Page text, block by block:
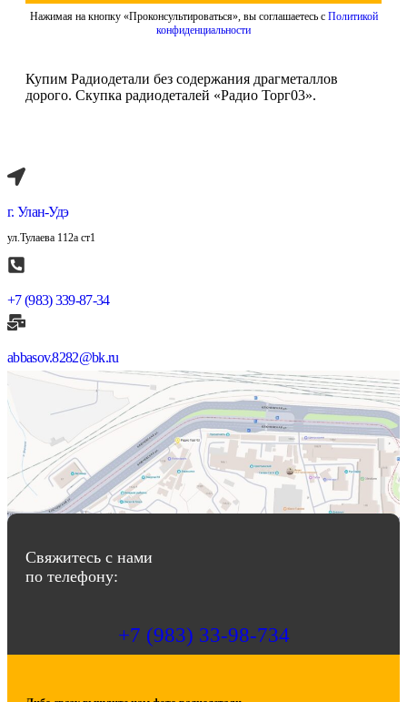
Нажимая на кнопку «Проконсультироваться», вы соглашаетесь с Политикой
конфиденциальности
Купим Радиодетали без содержания драгметаллов
дорого. Скупка радиодеталей «Радио Торг03».
г. Улан-Удэ
ул.Тулаева 112а ст1
+7 (983) 339-87-34
abbasov.8282@bk.ru
Свяжитесь с нами
по телефону:
+7 (983) 33-98-734